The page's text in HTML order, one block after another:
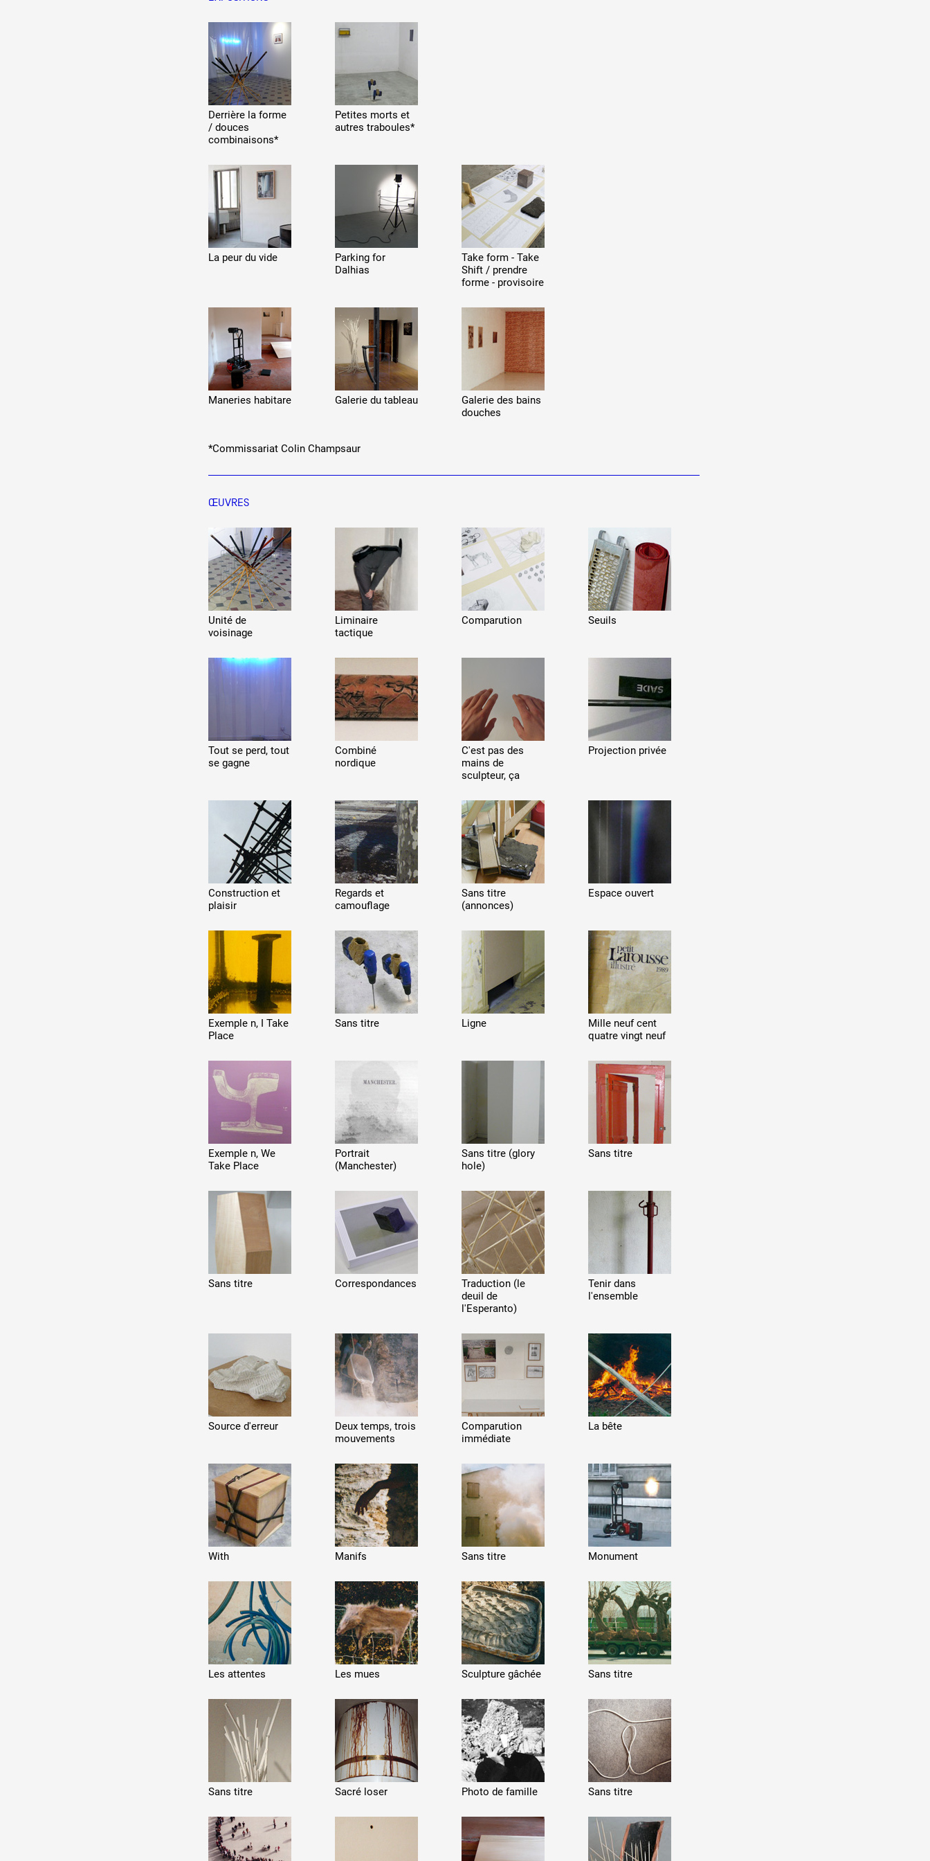
Production vidéo
1% œuvres dans l'espace public
Réseau documents d'artistes
Derrière la forme
/ douces
combinaisons*
Petites morts et
autres traboules*
La peur du vide
Parking for
Dalhias
Take form - Take
Shift / prendre
forme - provisoire
Maneries habitare Galerie du tableau
Galerie des bains
douches
*Commissariat Colin Champsaur
ŒUVRES
Unité de
voisinage
Liminaire
tactique
Comparution Seuils
Tout se perd, tout
se gagne
Combiné
nordique
C'est pas des
mains de
sculpteur, ça
Projection privée
Construction et
plaisir
Regards et
camouflage
Sans titre
(annonces)
Espace ouvert
Exemple n, I Take
Place
Sans titre Ligne
Mille neuf cent
quatre vingt neuf
Exemple n, We
Take Place
Portrait
(Manchester)
Sans titre (glory
hole)
Sans titre
Sans titre Correspondances
Traduction (le
deuil de
l'Esperanto)
Tenir dans
l'ensemble
Source d'erreur
Deux temps, trois
mouvements
Comparution
immédiate
La bête
With Manifs Sans titre Monument
Les attentes Les mues Sculpture gâchée Sans titre
Sans titre Sacré loser Photo de famille Sans titre